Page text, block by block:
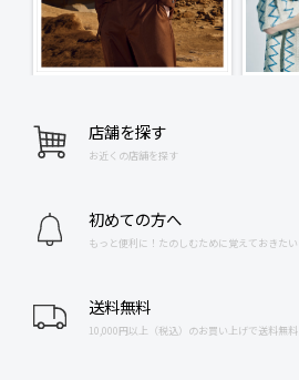
店舗を探す
お近くの店舗を探す
初めての方へ
もっと便利に！たのしむために覚えておきたい
送料無料
10,000円以上（税込）のお買い上げで送料無料